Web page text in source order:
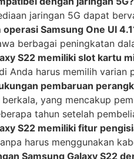
jaringan 5G dapat
Samsung One UI
berbagai peningkatan
S22 memiliki slot kartu
Anda harus memilih varian
pembaruan
yang mencakup
tahun setelah
S22 memiliki fitur
harus menggunakan
Samsung Galaxy S22